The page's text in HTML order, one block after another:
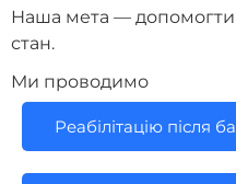
Наша мета — допомогти
стан.
Ми проводимо
Реабілітацію після